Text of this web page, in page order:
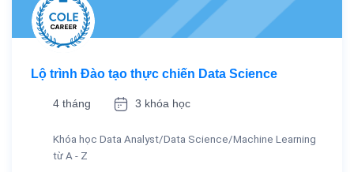
Lộ trình Đào tạo thực chiến Data Science
4 tháng 3 khóa học
Khóa học Data Analyst/Data Science/Machine Learning
từ A - Z